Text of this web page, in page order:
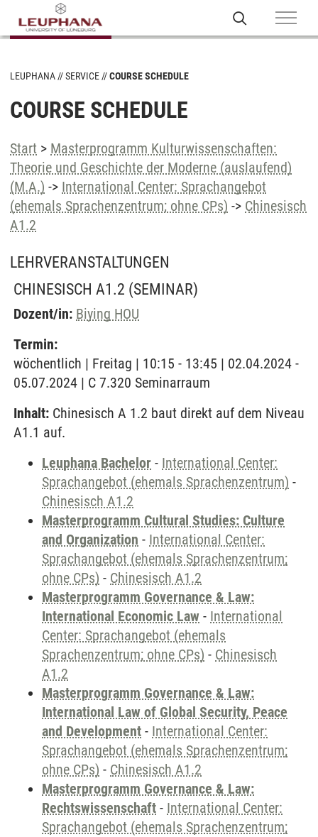
LEUPHANA SERVICE COURSE SCHEDULE
COURSE SCHEDULE
Start > Masterprogramm Kulturwissenschaften:
Theorie und Geschichte der Moderne (auslaufend)
(M.A.) -> International Center: Sprachangebot
(ehemals Sprachenzentrum; ohne CPs) -> Chinesisch
A1.2
LEHRVERANSTALTUNGEN
CHINESISCH A1.2 (SEMINAR)
Dozent/in: Biying HOU
Termin:
wöchentlich | Freitag | 10:15 - 13:45 | 02.04.2024 -
05.07.2024 | C 7.320 Seminarraum
Inhalt: Chinesisch A 1.2 baut direkt auf dem Niveau
A1.1 auf.
Leuphana Bachelor - International Center:
Sprachangebot (ehemals Sprachenzentrum) -
Chinesisch A1.2
Masterprogramm Cultural Studies: Culture
and Organization - International Center:
Sprachangebot (ehemals Sprachenzentrum;
ohne CPs) - Chinesisch A1.2
Masterprogramm Governance & Law:
International Economic Law - International
Center: Sprachangebot (ehemals
Sprachenzentrum; ohne CPs) - Chinesisch
A1.2
Masterprogramm Governance & Law:
International Law of Global Security, Peace
and Development - International Center:
Sprachangebot (ehemals Sprachenzentrum;
ohne CPs) - Chinesisch A1.2
Masterprogramm Governance & Law:
Rechtswissenschaft - International Center:
Sprachangebot (ehemals Sprachenzentrum;